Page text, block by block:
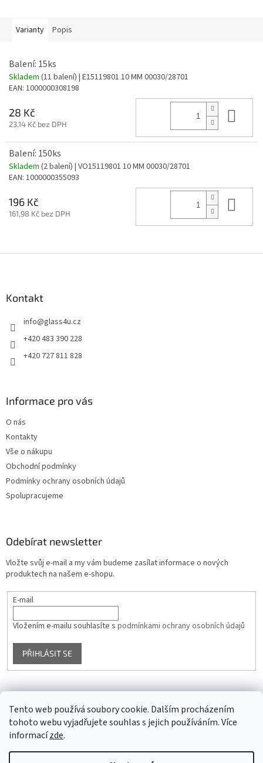
Tento web používá soubory cookie. Dalším procházením
tohoto webu vyjadřujete souhlas s jejich používáním. Více
informacízde.
Varianty Popis
Balení: 15ks
Skladem (11 balení) | E15119801 10 MM 00030/28701
EAN: 1000000308198
28 Kč
23,14 Kč bez DPH
Balení: 150ks
Skladem (2 balení) | VO15119801 10 MM 00030/28701
EAN: 1000000355093
196 Kč
161,98 Kč bez DPH
Kontakt
info@glass4u.cz
+420 483 390 228
+420 727 811 828
Informace pro vás
O nás
Kontakty
Vše o nákupu
Obchodní podmínky
Podmínky ochrany osobních údajů
Spolupracujeme
Odebírat newsletter
Vložte svůj e-mail a my vám budeme zasílat informace o nových
produktech na našem e-shopu.
E-mail
Vložením e-mailu souhlasíte s podmínkami ochrany osobních údajů
PŘIHLÁSIT SE
Facebook